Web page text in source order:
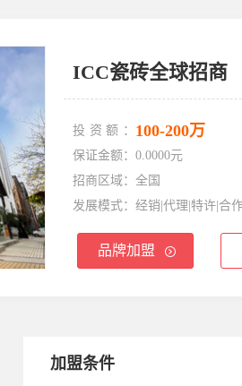
ICC瓷砖全球招商
投资额： 100-200万
保证金额： 0.0000元
招商区域： 全国
发展模式： 经销|代理|特许|合
品牌加盟
加盟条件